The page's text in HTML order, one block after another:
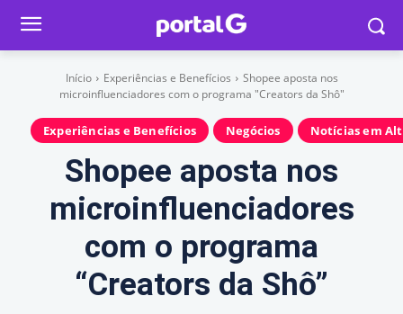
Início Experiências e Benefícios
Shopee aposta nos
microinfluenciadores com o programa "Creators da Shô"
Experiências e Benefícios Negócios Notícias em
Shopee aposta nos
microinfluenciadores
com o programa
“Creators da Shô”